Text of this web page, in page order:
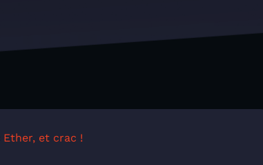
Ether, et crac !